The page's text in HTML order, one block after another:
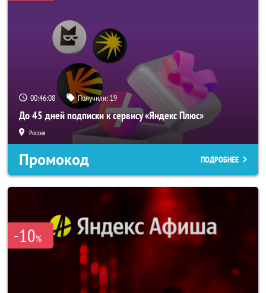
00:46:07 Получили:19
До 45 дней подписки к сервису «Яндекс Плюс»
Россия
Промокод ПОДРОБНЕЕ
-10%